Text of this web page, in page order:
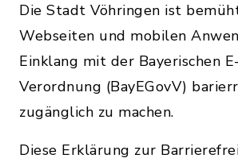
Die Stadt Vöhringen ist
Webseiten und mobilen
Einklang mit der Bayerischen
Verordnung (BayEGovV)
zugänglich zu machen.
Diese Erklärung zur